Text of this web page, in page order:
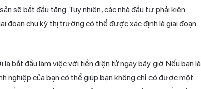
sẽ bắt đầu tăng. Tuy nhiên, các nhà đầu tư phải kiên
đoạn chu kỳ thị trường có thể được xác định là giai đoạn
bắt đầu làm việc với tiền điện tử ngay bây giờ. Nếu bạn là
nghiệp của bạn có thể giúp bạn không chỉ có được một